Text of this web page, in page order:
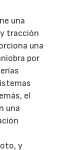
una
tracción
una
por
el
una
y